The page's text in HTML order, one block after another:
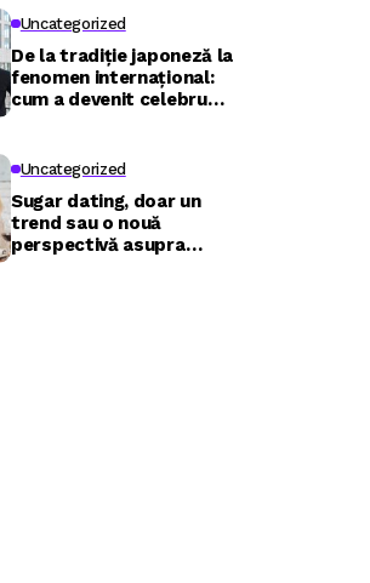
Uncategorized
De la tradiție japoneză la
fenomen internațional:
cum a devenit celebru
Uncategorized
Sugar dating, doar un
trend sau o nouă
perspectivă asupra